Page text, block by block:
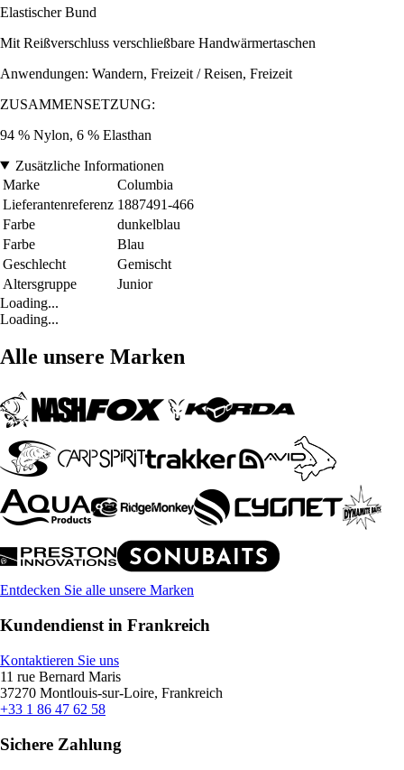
Elastischer Bund
Mit Reißverschluss verschließbare Handwärmertaschen
Anwendungen: Wandern, Freizeit / Reisen, Freizeit
ZUSAMMENSETZUNG:
94 % Nylon, 6 % Elasthan
Zusätzliche Informationen
Marke
Columbia
Lieferantenreferenz 1887491-466
Farbe
dunkelblau
Farbe
Blau
Geschlecht
Gemischt
Altersgruppe
Junior
Loading...
Loading...
Alle unsere Marken
Entdecken Sie alle unsere Marken
Kundendienst in Frankreich
Kontaktieren Sie uns
11 rue Bernard Maris
37270 Montlouis-sur-Loire, Frankreich
+33 1 86 47 62 58
Sichere Zahlung